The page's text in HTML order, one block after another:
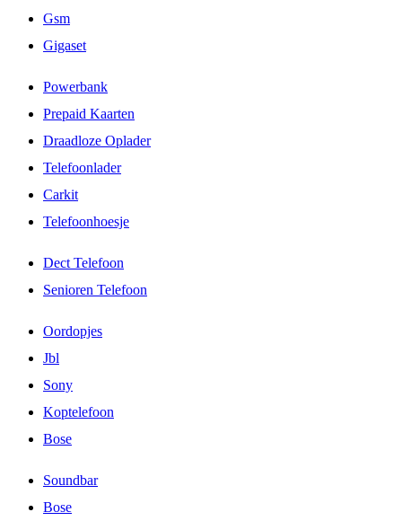
Gsm
Gigaset
Powerbank
Prepaid Kaarten
Draadloze Oplader
Telefoonlader
Carkit
Telefoonhoesje
Dect Telefoon
Senioren Telefoon
Oordopjes
Jbl
Sony
Koptelefoon
Bose
Soundbar
Bose